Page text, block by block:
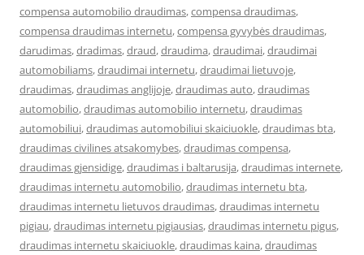
compensa automobilio draudimas,compensa draudimas,
compensa draudimas internetu,compensa gyvybės draudimas,
darudimas,dradimas,draud,draudima,draudimai,draudimai
automobiliams,draudimai internetu,draudimai lietuvoje,
draudimas,draudimas anglijoje,draudimas auto,draudimas
automobilio,draudimas automobilio internetu,draudimas
automobiliui,draudimas automobiliui skaiciuokle,draudimas bta,
draudimas civilines atsakomybes,draudimas compensa,
draudimas gjensidige,draudimas i baltarusija,draudimas internete,
draudimas internetu automobilio,draudimas internetu bta,
draudimas internetu lietuvos draudimas,draudimas internetu
pigiau,draudimas internetu pigiausias,draudimas internetu pigus,
draudimas internetu skaiciuokle,draudimas kaina,draudimas